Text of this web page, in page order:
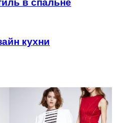
кухни